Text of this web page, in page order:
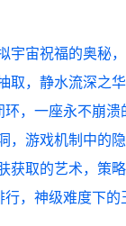
，一座永不崩溃
，游戏机制中的